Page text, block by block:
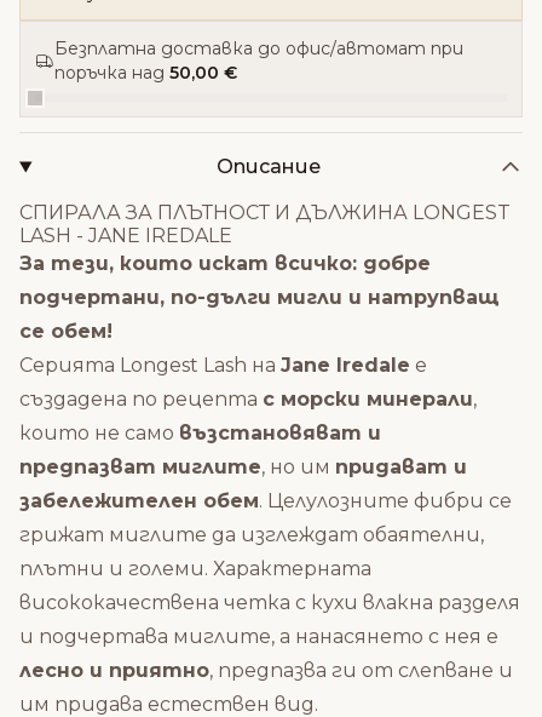
Безплатна доставка до офис/автомат при
поръчка над 50,00 €
Описание
СПИРАЛА ЗА ПЛЪТНОСТ И ДЪЛЖИНА LONGEST
LASH - JANE IREDALE
За тези, които искат всичко: добре
подчертани, по-дълги мигли и натрупващ
се обем!
Серията Longest Lash на Jane Iredale е
създадена по рецепта с морски минерали,
които не само възстановяват и
предпазват миглите, но им придават и
забележителен обем. Целулозните фибри се
грижат миглите да изглеждат обаятелни,
плътни и големи. Характерната
висококачествена четка с кухи влакна разделя
и подчертава миглите, а нанасянето с нея е
лесно и приятно, предпазва ги от слепване и
им придава естествен вид.